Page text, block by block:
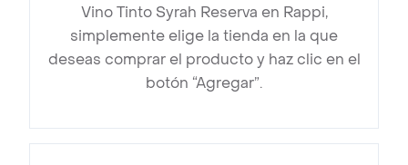
Vino Tinto Syrah Reserva en Rappi,
simplemente elige la tienda en la que
deseas comprar el producto y haz clic en el
botón “Agregar”.